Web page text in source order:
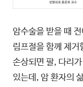
암수술을 받을 때
림프절을 함께 제거
손상되면 팔, 다리
있는데, 암 환자의